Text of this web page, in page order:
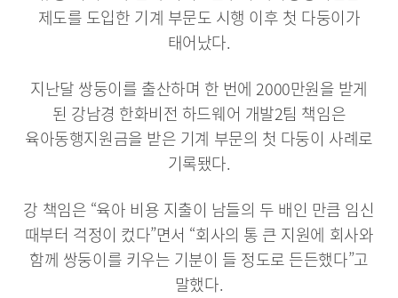
제도를 도입한 기계 부문도 시행 이후 첫 다둥이가
태어났다.
지난달 쌍둥이를 출산하며 한 번에 2000만원을 받게
된 강남경 한화비전 하드웨어 개발2팀 책임은
육아동행지원금을 받은 기계 부문의 첫 다둥이 사례로
기록됐다.
강 책임은 “육아 비용 지출이 남들의 두 배인 만큼 임신
때부터 걱정이 컸다”면서 “회사의 통 큰 지원에 회사와
함께 쌍둥이를 키우는 기분이 들 정도로 든든했다”고
말했다.